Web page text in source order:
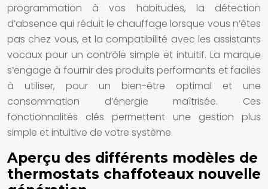
programmation à vos habitudes, la détection
d’absence qui réduit le chauffage lorsque vous n’êtes
pas chez vous, et la compatibilité avec les assistants
vocaux pour un contrôle simple et intuitif. La marque
s’engage à fournir des produits performants et faciles
à utiliser, pour un bien-être optimal et une
consommation d’énergie maîtrisée. Ces
fonctionnalités clés permettent une gestion plus
simple et intuitive de votre système.
Aperçu des différents modèles de
thermostats chaffoteaux nouvelle